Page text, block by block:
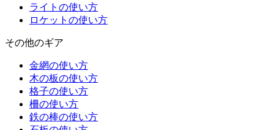
ライトの使い方
ロケットの使い方
その他のギア
金網の使い方
木の板の使い方
格子の使い方
柵の使い方
鉄の棒の使い方